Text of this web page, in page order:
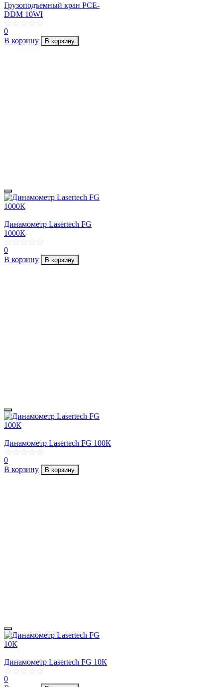
Грузоподъемный кран PCE-
DDM 10WI
0
В корзину
В корзину
Динамометр Lasertech FG
1000К
0
В корзину
В корзину
Динамометр Lasertech FG 100К
0
В корзину
В корзину
Динамометр Lasertech FG 10К
0